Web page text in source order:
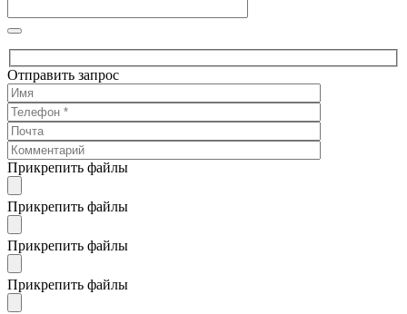
Отправить запрос
Прикрепить файлы
Прикрепить файлы
Прикрепить файлы
Прикрепить файлы